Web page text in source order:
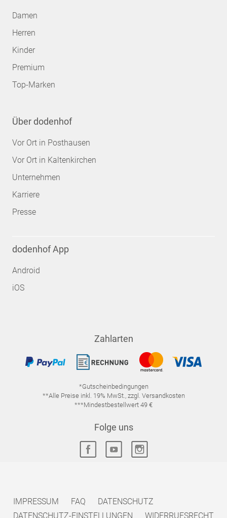
Damen
Herren
Kinder
Premium
Top-Marken
Über dodenhof
Vor Ort in Posthausen
Vor Ort in Kaltenkirchen
Unternehmen
Karriere
Presse
dodenhof App
Android
iOS
Zahlarten
*Gutscheinbedingungen
**Alle Preise inkl. 19% MwSt., zzgl. Versandkosten
***Mindestbestellwert 49 €
Folge uns
IMPRESSUM FAQ
DATENSCHUTZ
DATENSCHUTZ-EINSTELLUNGEN
WIDERRUFSRECHT